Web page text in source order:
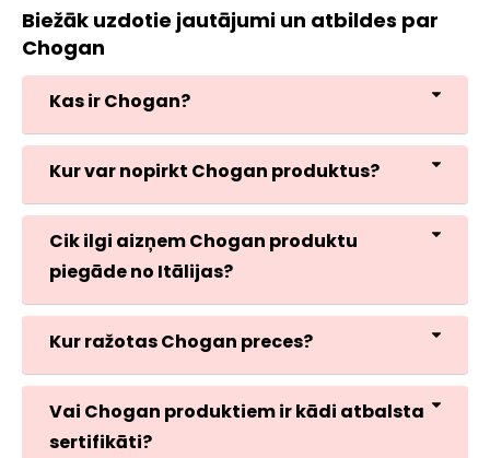
Biežāk uzdotie jautājumi un atbildes par
Chogan
Kas ir Chogan?
Kur var nopirkt Chogan produktus?
Cik ilgi aizņem Chogan produktu
piegāde no Itālijas?
Kur ražotas Chogan preces?
Vai Chogan produktiem ir kādi atbalsta
sertifikāti?